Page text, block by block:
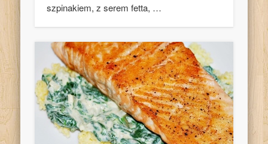
szpinakiem, z serem fetta, …